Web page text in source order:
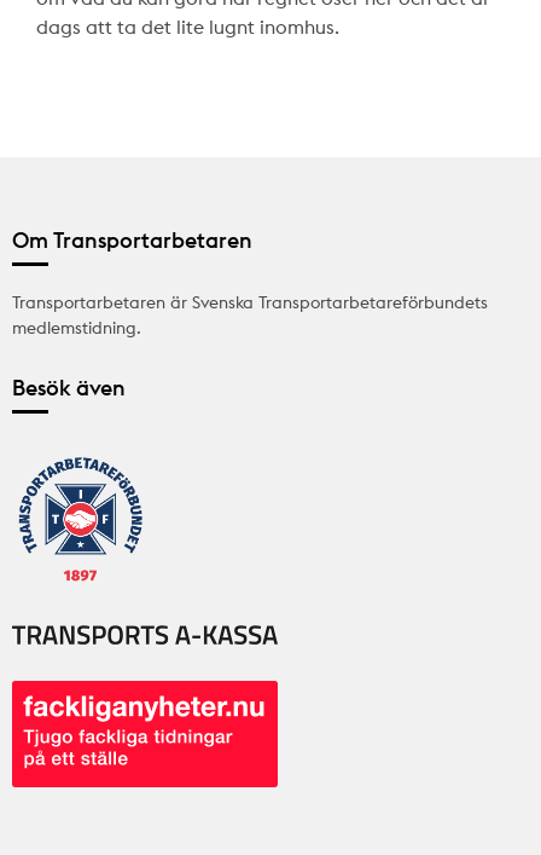
dags att ta det lite lugnt inomhus.
Om Transportarbetaren
Transportarbetaren är Svenska Transportarbetareförbundets
medlemstidning.
Besök även